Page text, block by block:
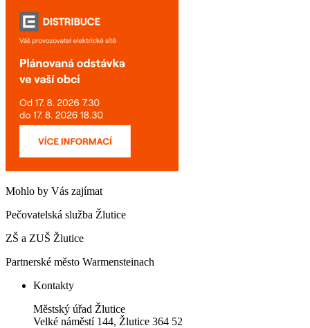
Mohlo by Vás zajímat
Pečovatelská služba Žlutice
ZŠ a ZUŠ Žlutice
Partnerské město Warmensteinach
Kontakty
Městský úřad Žlutice
Velké náměstí 144, Žlutice 364 52